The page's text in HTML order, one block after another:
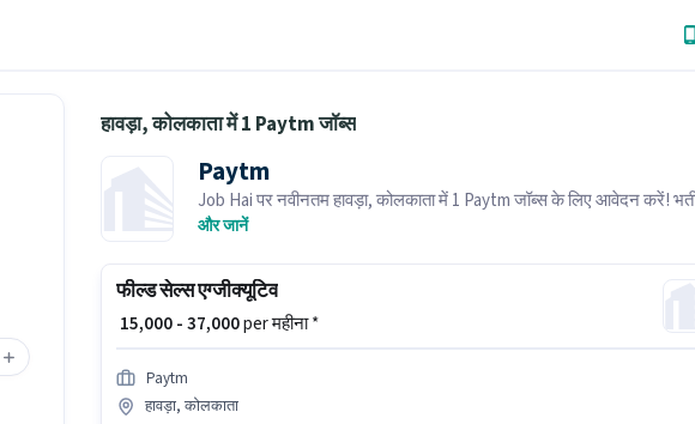
हावड़ा, कोलकाता में 1 Paytm जॉब्स
Paytm
Job Hai पर नवीनतम हावड़ा, कोलकाता में 1 Paytm जॉब्स के लिए आवेदन करें!
पास आपके क्षेत्र में तत्काल रिक्तियां हैं।
और जानें
फील्ड सेल्स एग्जीक्यूटिव
₹ 15,000 - 37,000per महीना *
Paytm
हावड़ा, कोलकाता